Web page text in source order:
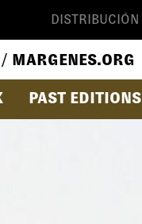
DISTRIBUCIÓN
/ MARGENES.ORG
PAST EDITIONS